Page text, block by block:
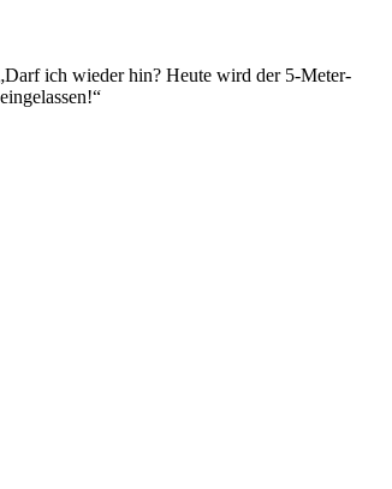
ich wieder hin? Heute wird der 5-Meter-